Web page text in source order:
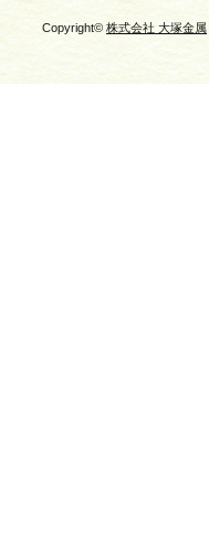
Copyright© 株式会社 大塚金属